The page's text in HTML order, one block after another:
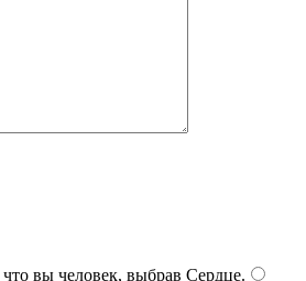
вы человек, выбрав Сердце.